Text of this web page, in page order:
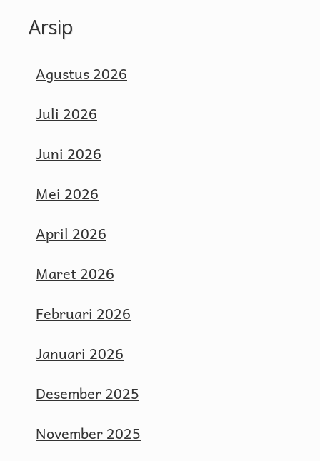
Arsip
Agustus 2026
Juli 2026
Juni 2026
Mei 2026
April 2026
Maret 2026
Februari 2026
Januari 2026
Desember 2025
November 2025